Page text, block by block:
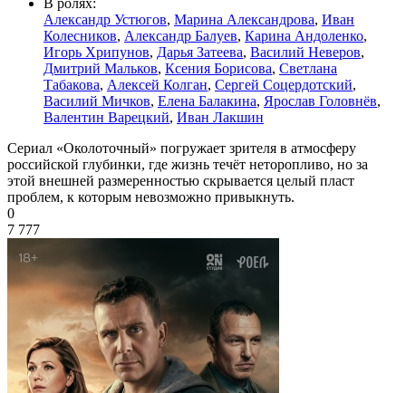
В ролях:
Александр Устюгов, Марина Александрова, Иван
Колесников, Александр Балуев, Карина Андоленко,
Игорь Хрипунов, Дарья Затеева, Василий Неверов,
Дмитрий Мальков, Ксения Борисова, Светлана
Табакова, Алексей Колган, Сергей Соцердотский,
Василий Мичков, Елена Балакина, Ярослав Головнёв,
Валентин Варецкий, Иван Лакшин
Сериал «Околоточный» погружает зрителя в атмосферу
российской глубинки, где жизнь течёт неторопливо, но за
этой внешней размеренностью скрывается целый пласт
проблем, к которым невозможно привыкнуть.
0
7 777